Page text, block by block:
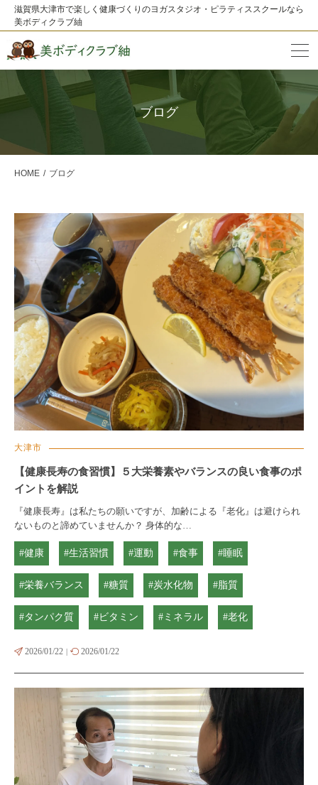
滋賀県大津市で楽しく健康づくりのヨガスタジオ・ピラティススクールなら
美ボディクラブ紬
ブログ
HOME ブログ
大津市
【健康長寿の食習慣】５大栄養素やバランスの良い食事のポ
イントを解説
『健康長寿』は私たちの願いですが、加齢による『老化』は避けられ
ないものと諦めていませんか？ 身体的な…
#健康 #生活習慣 #運動 #食事 #睡眠
#栄養バランス #糖質 #炭水化物 #脂質
#タンパク質 #ビタミン #ミネラル #老化
2026/01/22 | 2026/01/22